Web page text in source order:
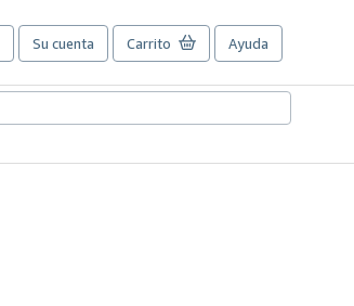
Su cuenta Carrito Ayuda